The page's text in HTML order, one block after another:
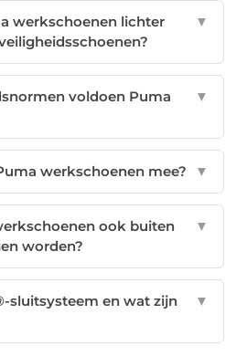
werkschoenen lichter
▼
voldoen Puma
▼
werkschoenen mee? ▼
ook buiten
worden?
▼
sluitsysteem en wat zijn
▼